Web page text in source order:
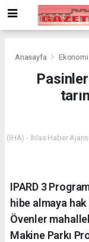
Bonusu
Veren
deneme
siteler
Veren
Anasayfa Ekonomi
(İHA) - İhlas Haber
IPARD 3
hibe almaya hak
Övenler
Makine Parkı